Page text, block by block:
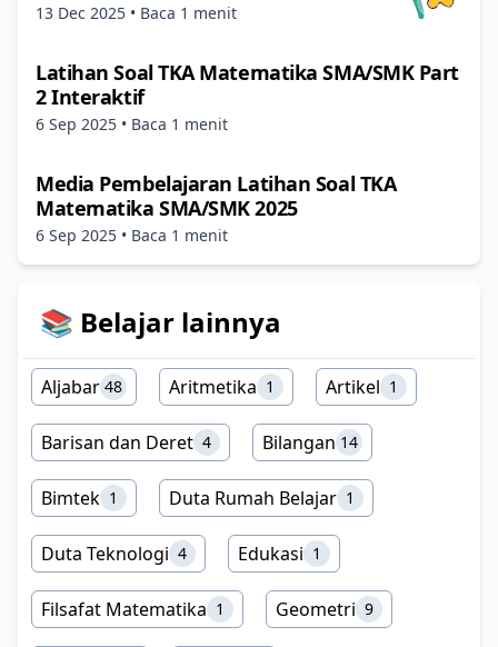
13 Dec 2025 • Baca 1 menit
Latihan Soal TKA Matematika SMA/SMK Part
2 Interaktif
6 Sep 2025 • Baca 1 menit
Media Pembelajaran Latihan Soal TKA
Matematika SMA/SMK 2025
6 Sep 2025 • Baca 1 menit
📚 Belajar lainnya
Aljabar 48 Aritmetika 1 Artikel 1
Barisan dan Deret 4 Bilangan 14
Bimtek 1 Duta Rumah Belajar 1
Duta Teknologi 4 Edukasi 1
Filsafat Matematika 1 Geometri 9